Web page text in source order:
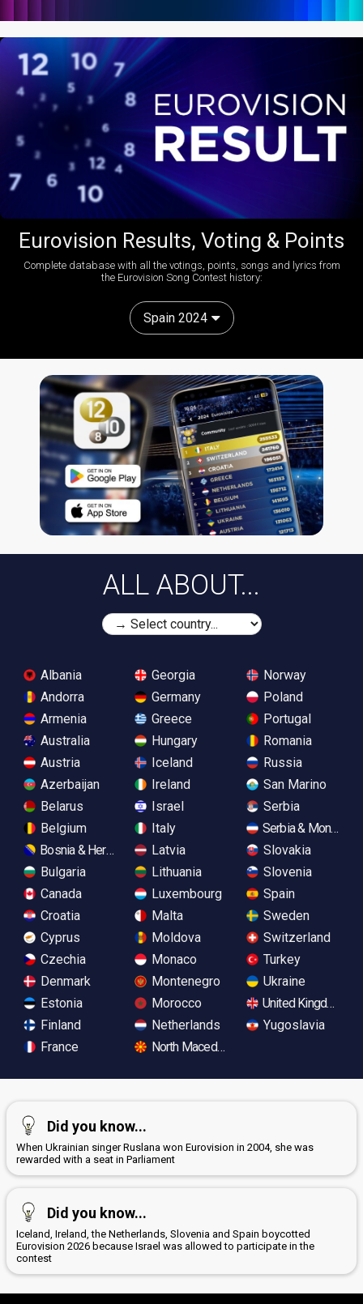
Eurovision Results, Voting & Points
Complete database with all the votings, points, songs and lyrics from
the Eurovision Song Contest history:
Spain 2024
ALL ABOUT...
Albania
Andorra
Armenia
Australia
Austria
Azerbaijan
Belarus
Belgium
Bosnia & Herzegovina
Bulgaria
Canada
Croatia
Cyprus
Czechia
Denmark
Estonia
Finland
France
Georgia
Germany
Greece
Hungary
Iceland
Ireland
Israel
Italy
Latvia
Lithuania
Luxembourg
Malta
Moldova
Monaco
Montenegro
Morocco
Netherlands
North Macedonia
Norway
Poland
Portugal
Romania
Russia
San Marino
Serbia
Serbia &
Slovakia
Slovenia
Spain
Sweden
Switzerland
Turkey
Ukraine
United Kingdom
Yugoslavia
Did you know...
When Ukrainian singer Ruslana won Eurovision in 2004, she was
rewarded with a seat in Parliament
Did you know...
Iceland, Ireland, the Netherlands, Slovenia and Spain boycotted
Eurovision 2026 because Israel was allowed to participate in the
contest